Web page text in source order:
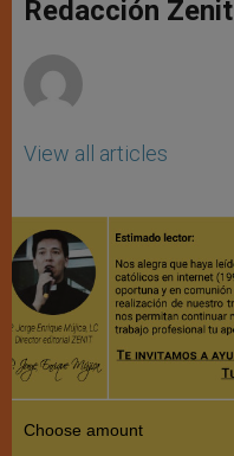
p e k
Redacción Zenit
View all articles